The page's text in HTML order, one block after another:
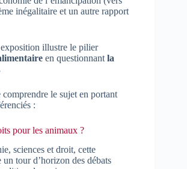
inégalitaire et un autre rapport
illustre le pilier
en questionnant la
le sujet en portant
:
pour les animaux ?
sciences et droit, cette
tour d’horizon des débats